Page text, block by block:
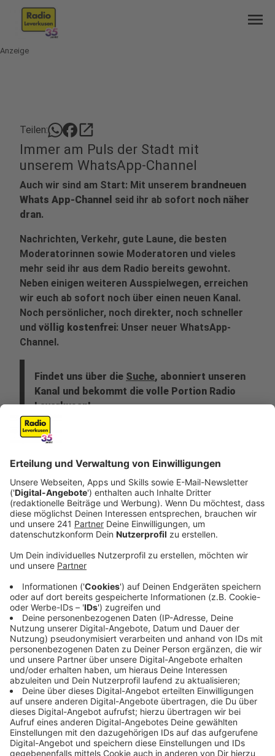
menu
Anzeige
Teilen: open_in_new
Immer am Puls der Stadt mit
unserem WhatsApp-Channel
Auch wir sind am Start: Mit unserem brandneuen
Whats App-Channel seid ihr ab sofort noch näher
dran.
Nachrichten, Verkehr, gute Laune, die besten
Moderatorinnen sowie Moderatoren und vieles
mehr seid ihr aus dem Radio bereits gewohnt.
Neben einigen weiteren Ausspielwegen, erreichen
wir euch ab sofort noch über einen neuen Kanal.
Noch persönlicher, noch direkter, noch schneller
und völlig kostenfrei: Unser neuer WhatsApp-
Channel.
Findet uns über die Suche, abonniert unseren
Kanal und bekommt die volle Portion Radio
Leverkusen!
Veröffentlicht:Freitag, 24.11.2023 16:25
Anzeige
Anzeige
WhatsApp hat kürzlich eine neue Channel-Funktion
eingeführt, die es ermöglicht, aktuelle Updates von
verschiedenen Unternehmen, Organisationen oder
Influencern zu abonnieren. Wir sind ab sofort natürlich
auch mit dabei.
WhatsApp-Channels funktionieren derzeit ähnlich wie
ein Blog oder Newsletter, nur die jeweiligen Account-
Inhaber können schreiben. Die Abonnentinnen und
Abonnenten können mit Emojis auf Nachrichten im
Kanal reagieren und die Inhalte direkt per WhatsApp